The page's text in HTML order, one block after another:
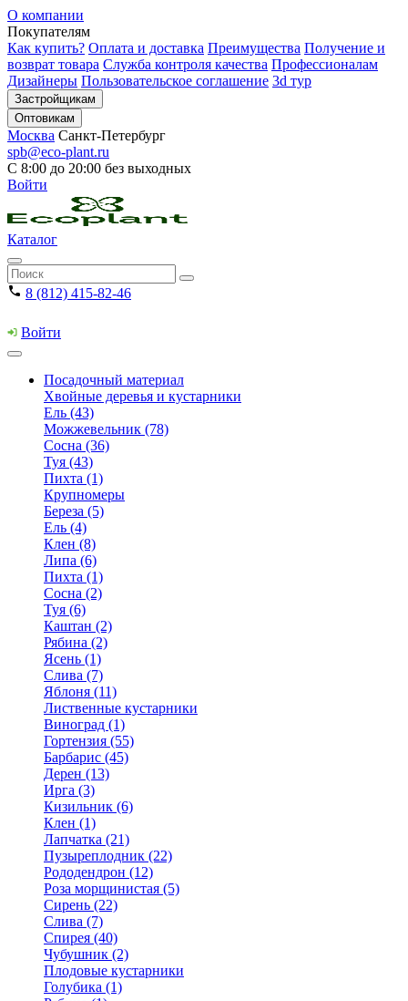
О компании
Покупателям
Как купить? Оплата и доставка Преимущества Получение и
возврат товара Служба контроля качества Профессионалам
Дизайнеры Пользовательское соглашение 3d тур
Застройщикам
Оптовикам
Москва Санкт-Петербург
spb@eco-plant.ru
С 8:00 до 20:00 без выходных
Войти
Каталог
8 (812) 415-82-46
Войти
Посадочный материал
Хвойные деревья и кустарники
Ель (43)
Можжевельник (78)
Сосна (36)
Туя (43)
Пихта (1)
Крупномеры
Береза (5)
Ель (4)
Клен (8)
Липа (6)
Пихта (1)
Сосна (2)
Туя (6)
Каштан (2)
Рябина (2)
Ясень (1)
Слива (7)
Яблоня (11)
Лиственные кустарники
Виноград (1)
Гортензия (55)
Барбарис (45)
Дерен (13)
Ирга (3)
Кизильник (6)
Клен (1)
Лапчатка (21)
Пузыреплодник (22)
Рододендрон (12)
Роза морщинистая (5)
Сирень (22)
Слива (7)
Спирея (40)
Чубушник (2)
Плодовые кустарники
Голубика (1)